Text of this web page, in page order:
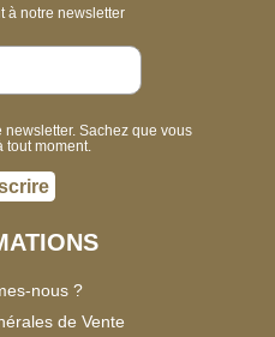
à notre newsletter
Sachez que vous
tout moment.
nous ?
de Vente